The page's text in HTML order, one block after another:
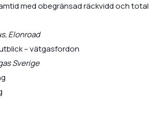
med obegränsad räckvidd och total
Elonroad
– vätgasfordon
Sverige